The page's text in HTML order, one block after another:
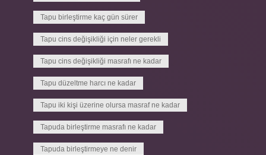
Tapu birleştirme kaç gün sürer
Tapu cins değişikliği için neler gerekli
Tapu cins değişikliği masrafı ne kadar
Tapu düzeltme harcı ne kadar
Tapu iki kişi üzerine olursa masraf ne kadar
Tapuda birleştirme masrafı ne kadar
Tapuda birleştirmeye ne denir